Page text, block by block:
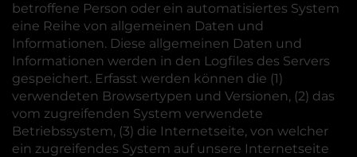
betroffene Person oder ein automatisiertes System
eine Reihe von allgemeinen Daten und
Informationen. Diese allgemeinen Daten und
Informationen werden in den Logfiles des Servers
gespeichert. Erfasst werden können die (1)
verwendeten Browsertypen und Versionen, (2) das
vom zugreifenden System verwendete
Betriebssystem, (3) die Internetseite, von welcher
ein zugreifendes System auf unsere Internetseite